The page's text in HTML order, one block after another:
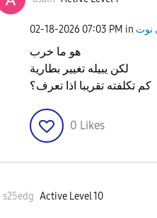
‎02-18-2026 07:03 PM in نوت
هو ما خرب
لكن يبيله تغيير بطارية
كم تكلفته تقريبا اذا تعرف؟
0 Likes
s25edg Active Level 10